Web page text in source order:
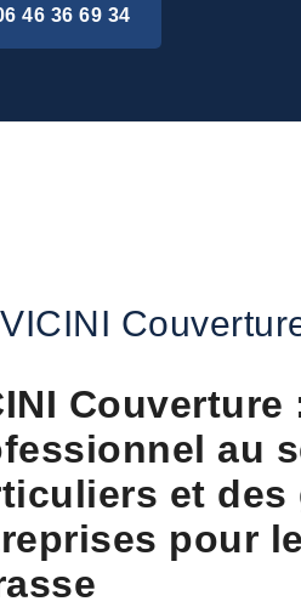
46 36 69 34
VICINI
Couverture
au
et des
pour